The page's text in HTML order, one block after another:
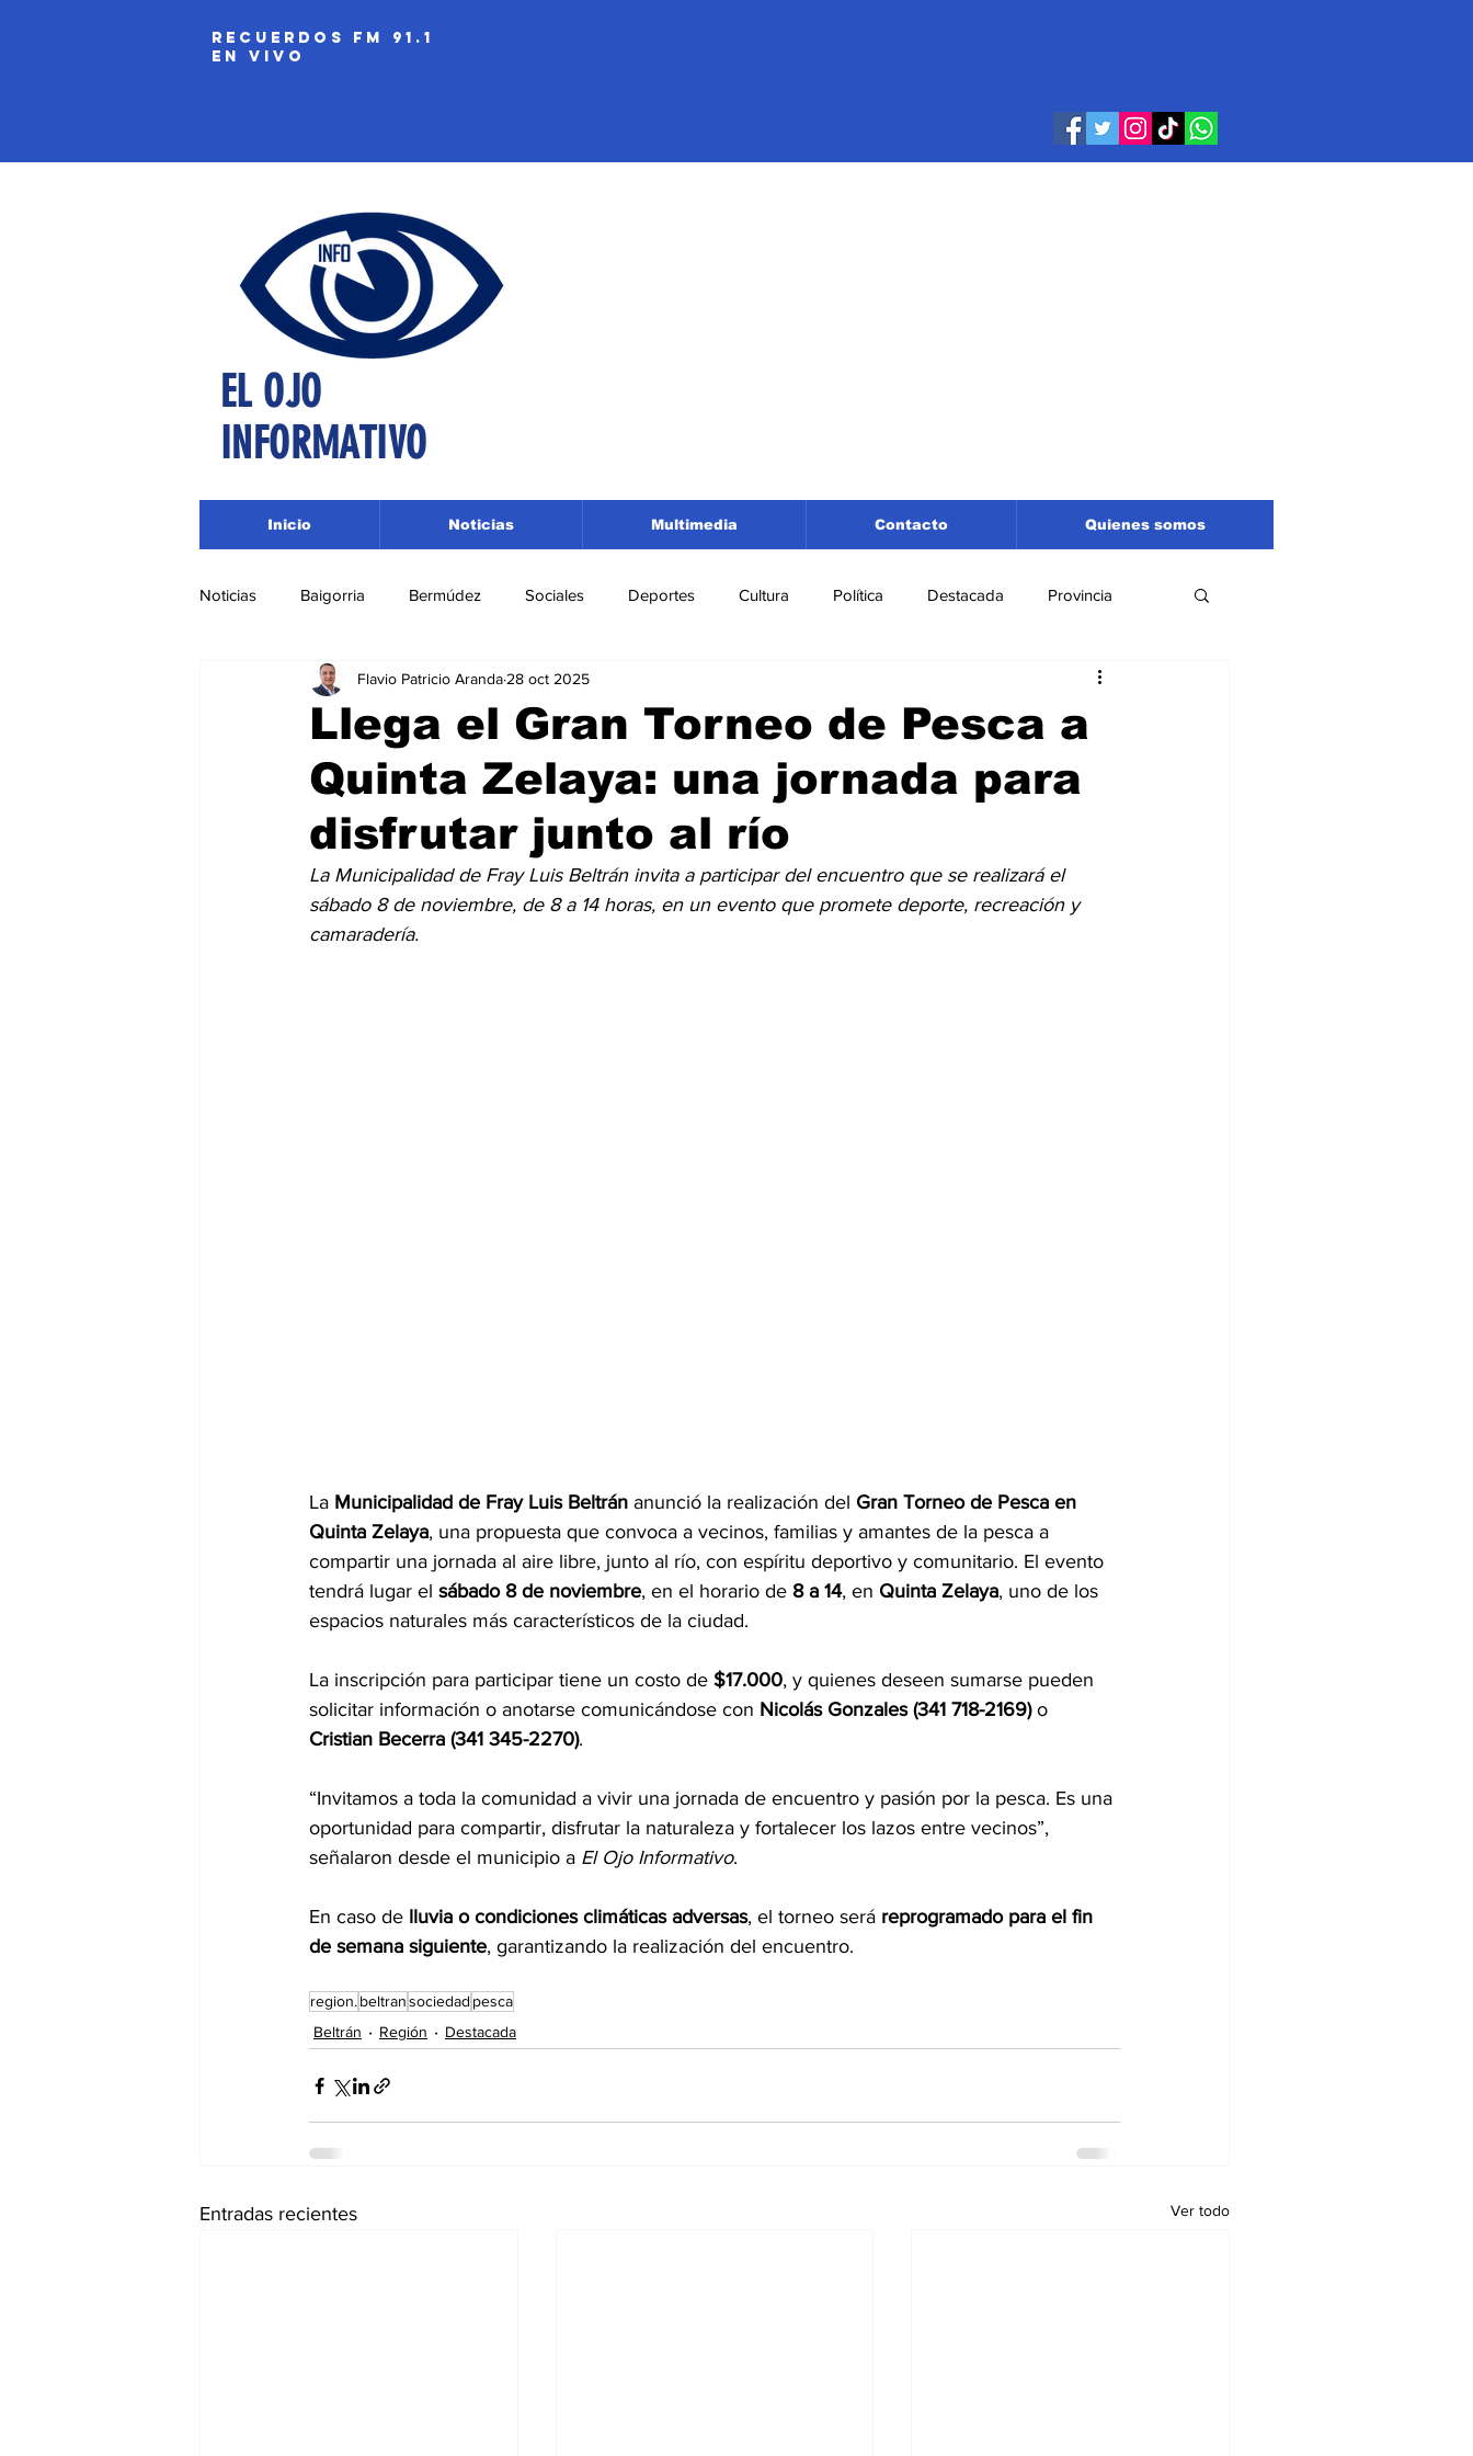
recuerdos fm 91.1
EN VIVO
EL OJO
INFORMATIVO
Inicio Noticias Multimedia Contacto Quienes somos
Noticias Baigorria Bermúdez Sociales Deportes Cultura Política Destacada Provincia
Nacionales Beltrán San Lorenzo Santa Fe
Roldán Departamento San Lorenzo Pujato Turismo Economía Liga Sanlorencina
Asociación Rosarina de Fútbol
Medioambiente
Llega el Gran Torneo de Pesca a
Quinta Zelaya: una jornada para
disfrutar junto al río
Flavio Patricio Aranda 28 oct 2025
La Municipalidad de Fray Luis Beltrán invita a participar del encuentro que se realizará el
sábado 8 de noviembre, de 8 a 14 horas, en un evento que promete deporte, recreación y
camaradería.
La Municipalidad de Fray Luis Beltrán anunció la realización del Gran Torneo de Pesca en
Quinta Zelaya, una propuesta que convoca a vecinos, familias y amantes de la pesca a
compartir una jornada al aire libre, junto al río, con espíritu deportivo y comunitario. El evento
tendrá lugar el sábado 8 de noviembre, en el horario de 8 a 14, en Quinta Zelaya, uno de los
espacios naturales más característicos de la ciudad.
La inscripción para participar tiene un costo de $17.000, y quienes deseen sumarse pueden
solicitar información o anotarse comunicándose con Nicolás Gonzales (341 718-2169) o
Cristian Becerra (341 345-2270).
“Invitamos a toda la comunidad a vivir una jornada de encuentro y pasión por la pesca. Es una
oportunidad para compartir, disfrutar la naturaleza y fortalecer los lazos entre vecinos”,
señalaron desde el municipio a El Ojo Informativo.
En caso de lluvia o condiciones climáticas adversas, el torneo será reprogramado para el fin
de semana siguiente, garantizando la realización del encuentro.
region.beltransociedad pesca
Beltrán
Región Destacada
Entradas recientes Ver todo